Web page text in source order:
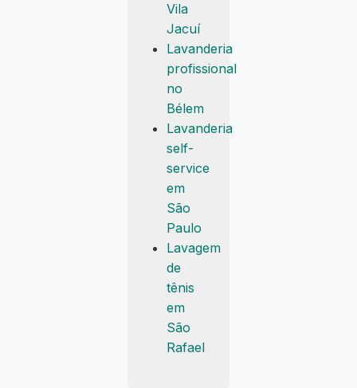
Vila
Jacuí
Lavanderia
profissional
no
Bélem
Lavanderia
self-
service
em
São
Paulo
Lavagem
de
tênis
em
São
Rafael